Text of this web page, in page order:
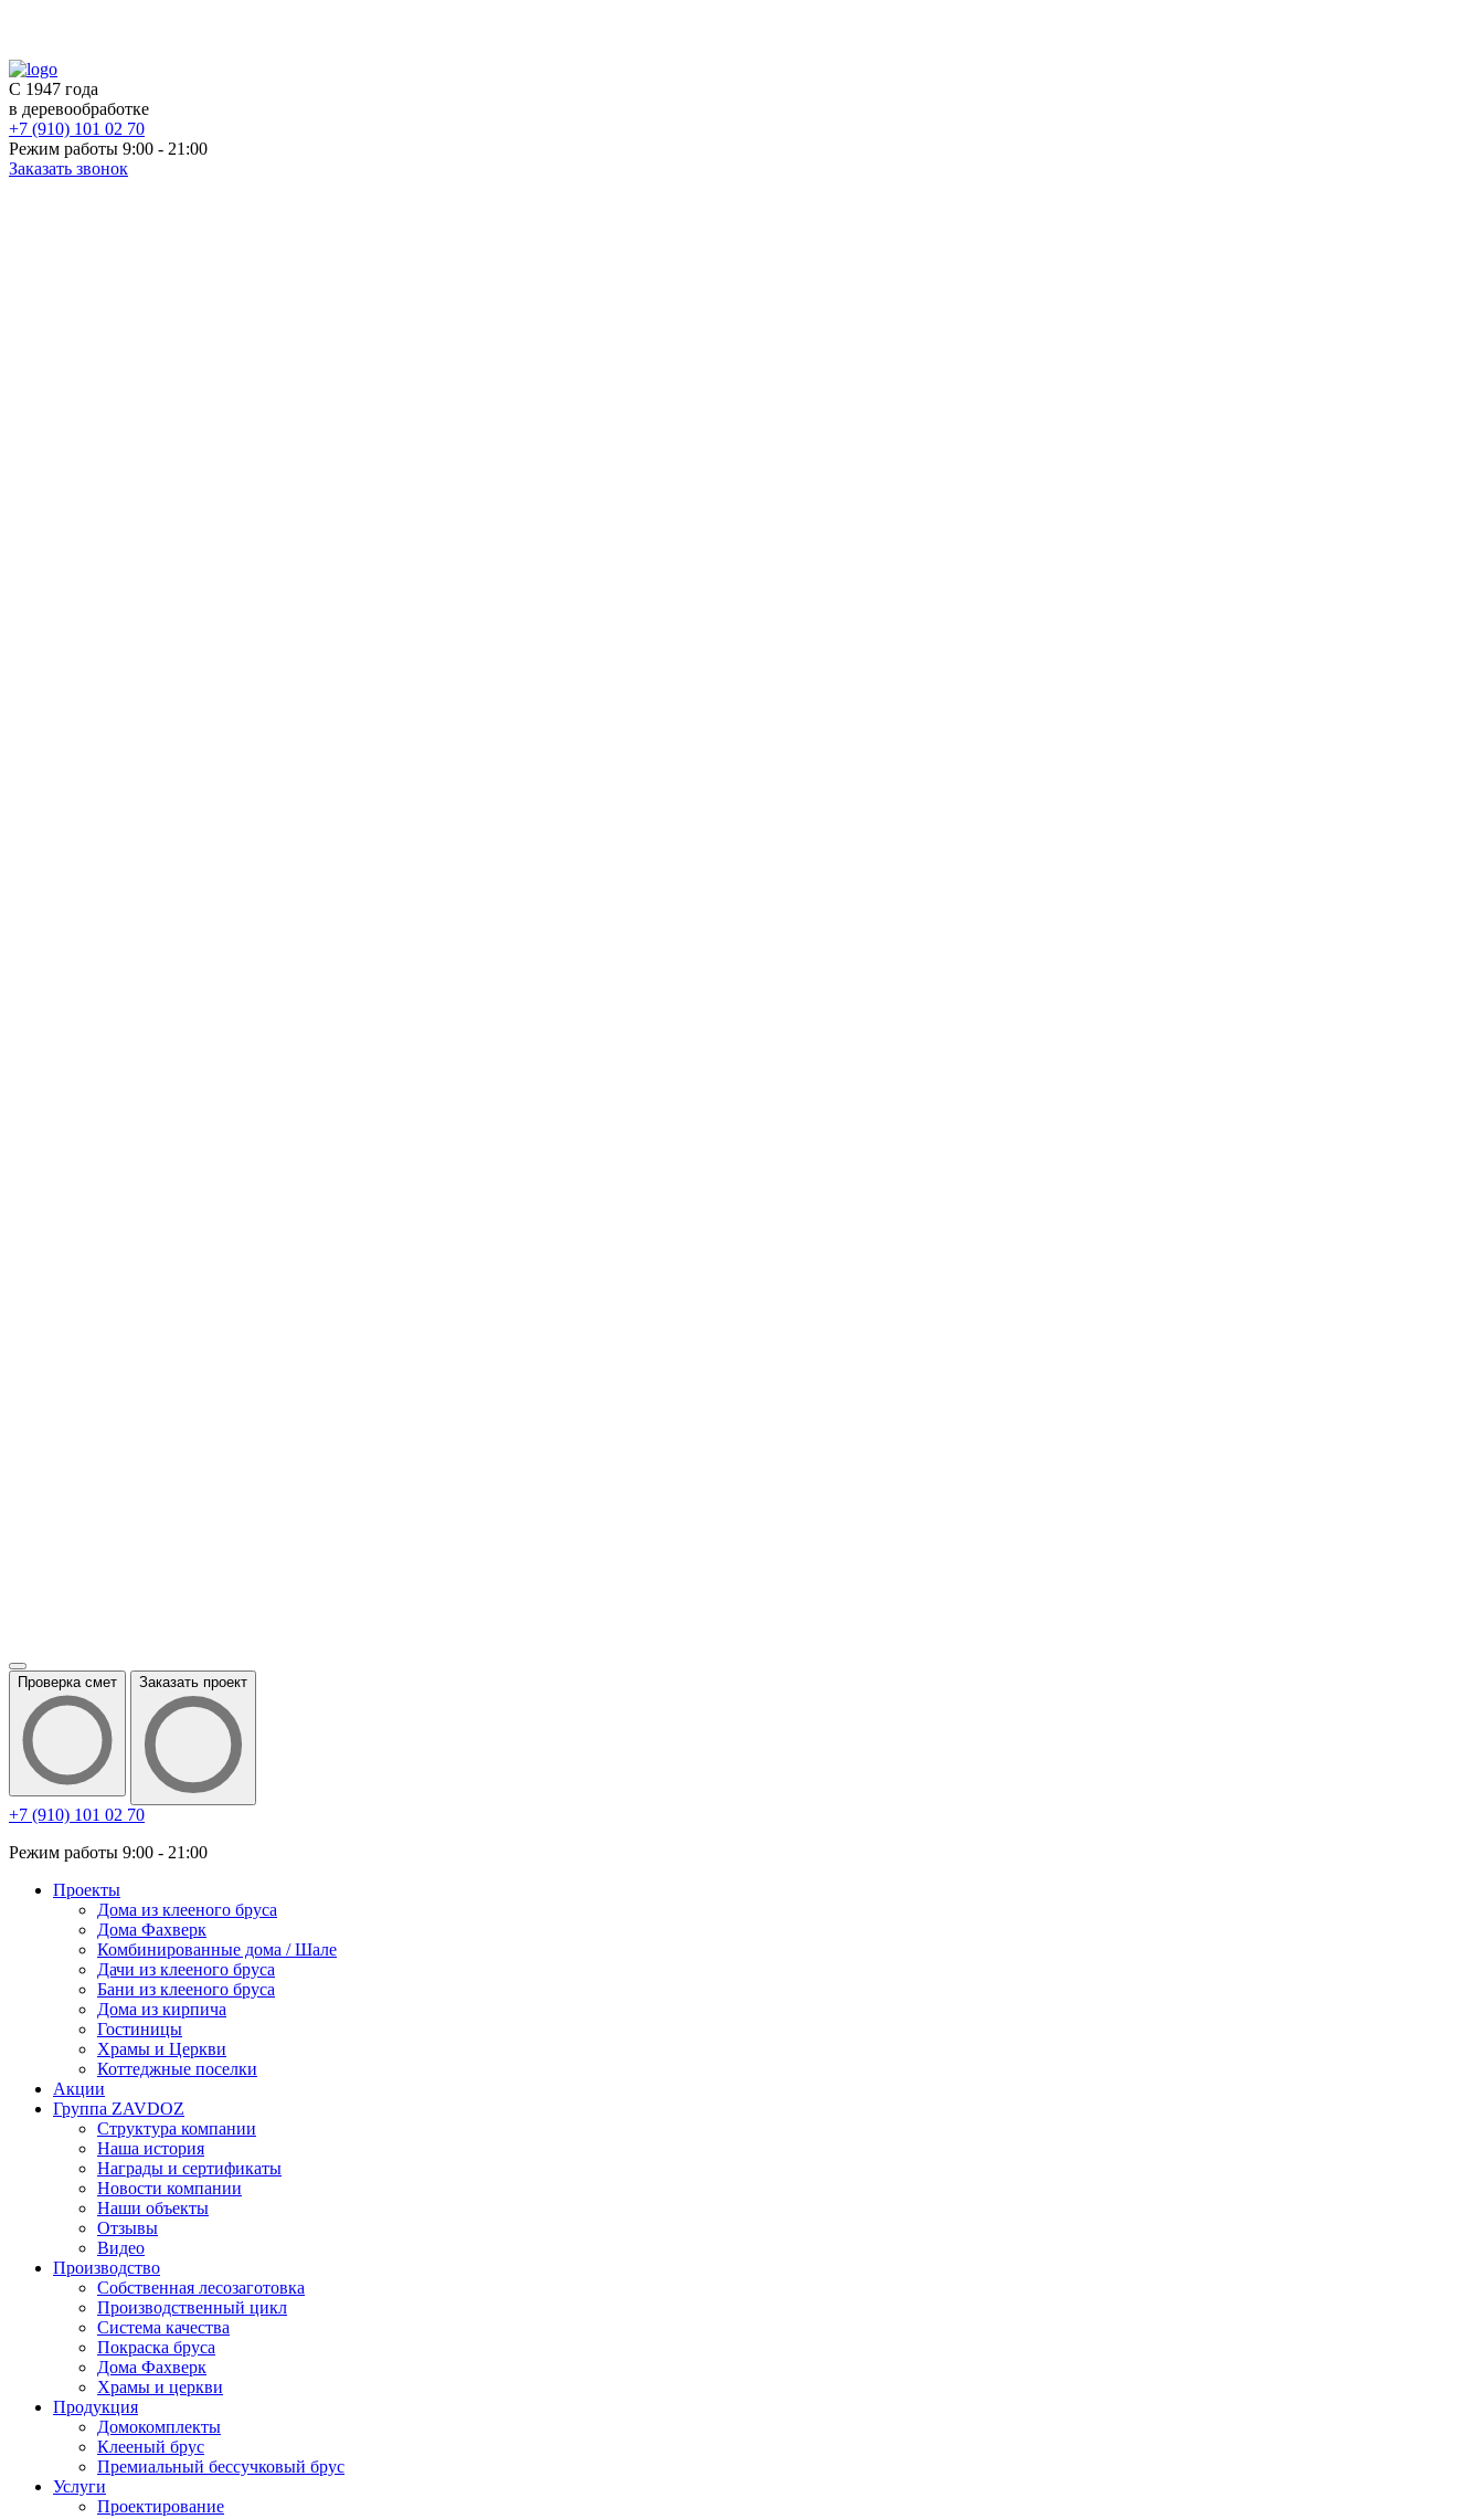
С 1947 года
в деревообработке
+7 (910) 101 02 70
Режим работы 9:00 - 21:00
Заказать звонок
Проверка смет Заказать проект
+7 (910) 101 02 70
Режим работы 9:00 - 21:00
Проекты
Дома из клееного бруса
Дома Фахверк
Комбинированные дома / Шале
Дачи из клееного бруса
Бани из клееного бруса
Дома из кирпича
Гостиницы
Храмы и Церкви
Коттеджные поселки
Акции
Группа ZAVDOZ
Структура компании
Наша история
Награды и сертификаты
Новости компании
Наши объекты
Отзывы
Видео
Производство
Собственная лесозаготовка
Производственный цикл
Система качества
Покраска бруса
Дома Фахверк
Храмы и церкви
Продукция
Домокомплекты
Клееный брус
Премиальный бессучковый брус
Услуги
Проектирование